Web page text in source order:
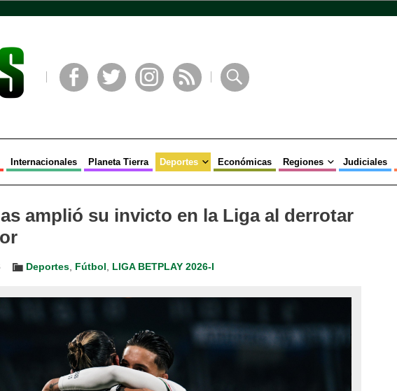
Internacionales Planeta Tierra Deportes Económicas Regiones Judiciales
amplió su invicto en la Liga al derrotar
Deportes Fútbol LIGA BETPLAY 2026-I